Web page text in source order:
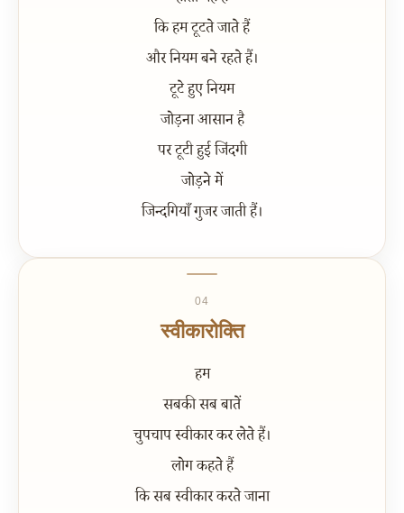
कि हम टूटते जाते हैं
और नियम बने रहते हैं।
टूटे हुए नियम
जोड़ना आसान है
पर टूटी हुई जिंदगी
जोड़ने में
जिन्दगियाँ गुजर जाती हैं।
04
स्वीकारोक्ति
हम
सबकी सब बातें
चुपचाप स्वीकार कर लेते हैं।
लोग कहते हैं
कि सब स्वीकार करते जाना